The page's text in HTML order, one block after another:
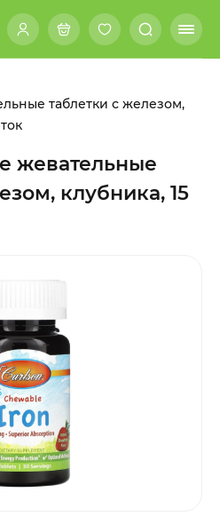
таблетки с железом,
жевательные
клубника, 15